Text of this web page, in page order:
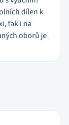
dílen k
tak i na
oborů je